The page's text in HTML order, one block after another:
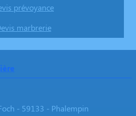
prévoyance
marbrerie
- 59133 - Phalempin